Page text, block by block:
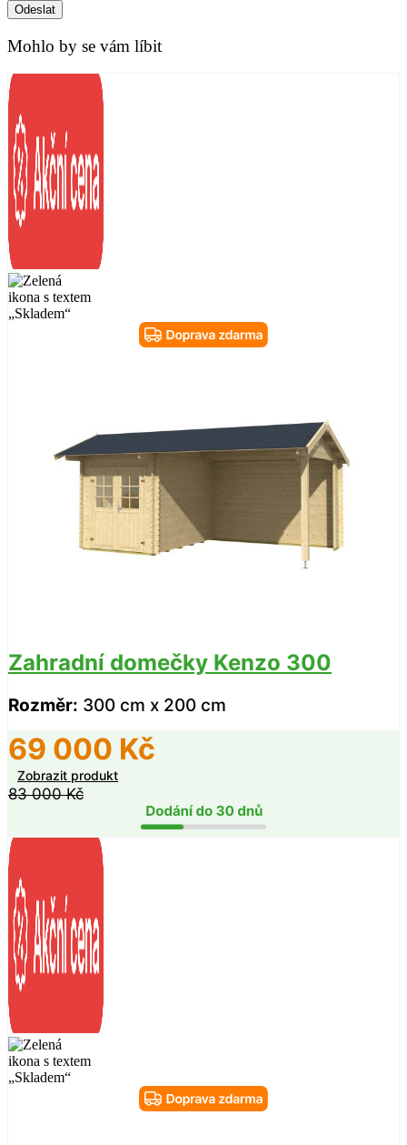
Odeslat
Mohlo by se vám líbit
Zahradní domečky Kenzo 300
Rozměr: 300 cm x 200 cm
69 000 Kč
Zobrazit produkt
83 000Kč